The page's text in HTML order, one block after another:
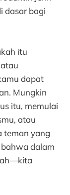
dasar bagi
itu
dapat
Mungkin
itu, memulai
atau
teman yang
dalam